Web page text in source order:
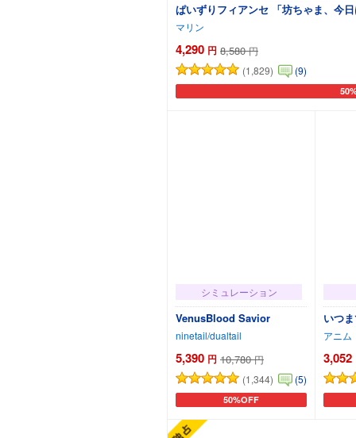
ぱいずりフィアンセ 「坊ちゃま、今
マリン
4,290 円 8,580 円
(1,829)
(9)
カー
シミュレーション
VenusBlood Savior
ninetail/dualtail
5,390 円 10,780 円
(1,344)
(5)
50%OFF
カートに追加
いつ
アニム
3,052